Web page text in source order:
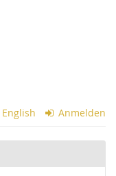
English Anmelden